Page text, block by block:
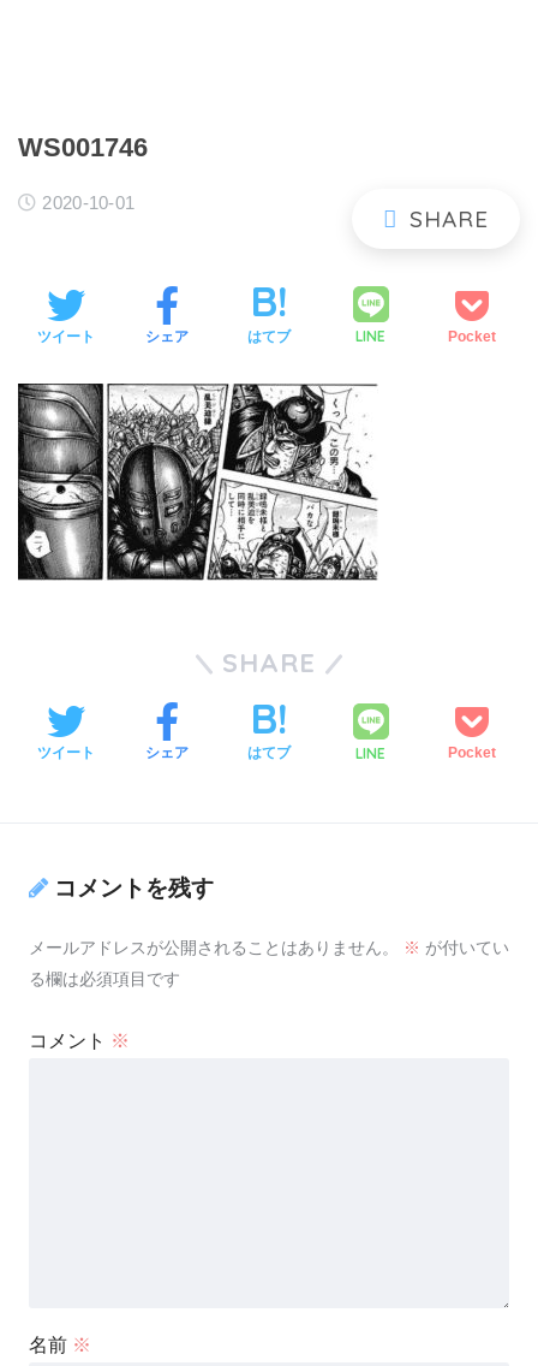
WS001746
2020-10-01
ツイート シェア はてブ LINE Pocket
SHARE
ツイート シェア はてブ LINE Pocket
コメントを残す
メールアドレスが公開されることはありません。 ※ が付いてい
る欄は必須項目です
コメント ※
名前 ※